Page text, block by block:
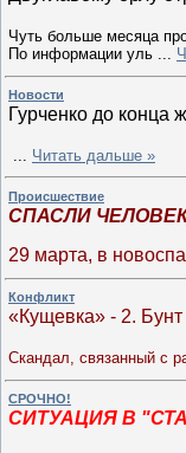
Чуть больше месяца
По информации уль ...
Новости
Гурченко до конца
Читать дальше »
Происшествие
СПАСЛИ
29 марта, в
Конфликт
«Кущевка» - 2.
Скандал, связанный с
СРОЧНО!
СИТУАЦИЯ В